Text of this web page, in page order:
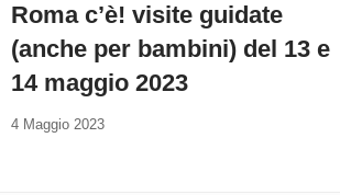
Roma c’è! visite guidate
(anche per bambini) del 13 e
14 maggio 2023
4 Maggio 2023